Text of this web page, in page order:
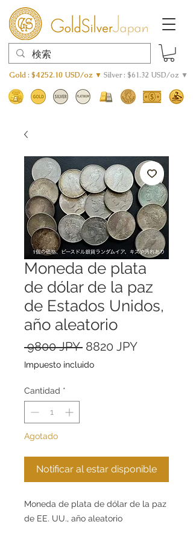
Gold : $4252.10 USD/oz ▼ Silver : $61.32 USD/oz ▼
Moneda de plata
de dólar de la paz
de Estados Unidos,
año aleatorio
9800 JPY Precio
8820 JPYPrecio
Impuesto incluido
Cantidad *
Agotado
Notificar al estar disponible
Moneda de plata de dólar de la paz
de EE. UU., año aleatorio